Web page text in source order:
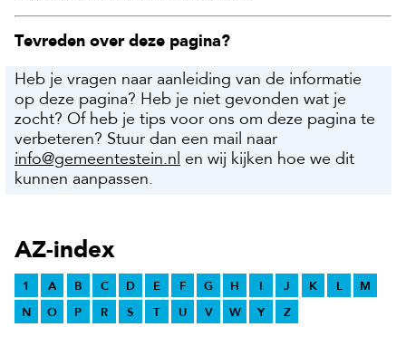
Tevreden over deze pagina?
Heb je vragen naar aanleiding van de informatie
op deze pagina? Heb je niet gevonden wat je
zocht? Of heb je tips voor ons om deze pagina te
verbeteren? Stuur dan een mail naar
info@gemeentestein.nl
en wij kijken hoe we dit
kunnen aanpassen.
AZ-index
1 A B C D E F G H I J K L
M
N
O P R S T U V W Y Z